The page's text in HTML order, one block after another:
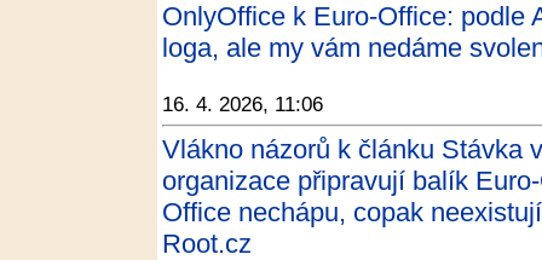
OnlyOffice k Euro-Office: podle
loga, ale my vám nedáme
16. 4. 2026, 11:06
Vlákno názorů k článku Stávka
organizace připravují balík
Office nechápu, copak
Root.cz